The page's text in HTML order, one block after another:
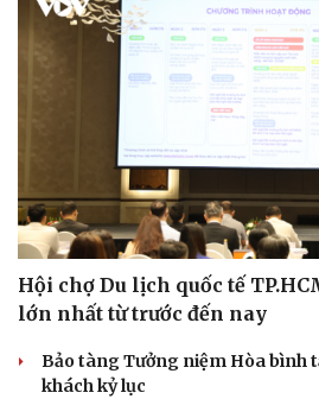
Hội chợ Du lịch quốc tế
lớn nhất từ trước đến nay
Bảo tàng Tưởng niệm Hòa bình
khách kỷ lục